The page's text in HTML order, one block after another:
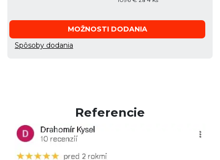
MOŽNOSTI DODANIA
Spôsoby dodania
Referencie